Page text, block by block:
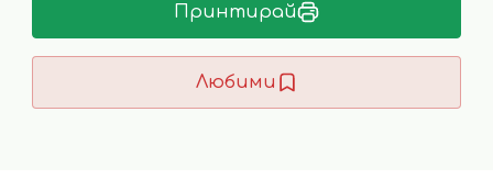
Принтирай
Любими